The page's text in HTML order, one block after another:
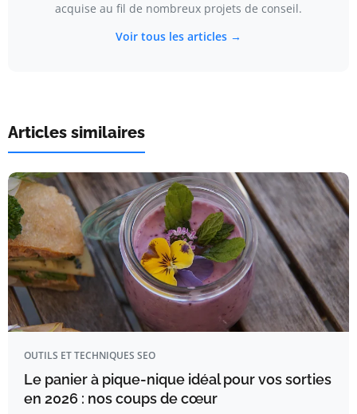
acquise au fil de nombreux projets de conseil.
Voir tous les articles →
Articles similaires
OUTILS ET TECHNIQUES SEO
Le panier à pique-nique idéal pour vos sorties
en 2026 : nos coups de cœur